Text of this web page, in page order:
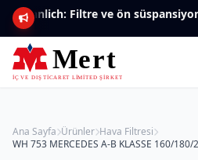
Ana Sayfa Ürünler Hava Filtresi